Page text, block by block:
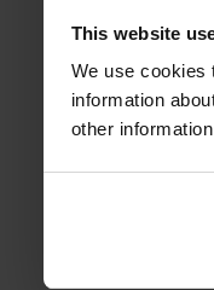
This website
We use cookies
information
other